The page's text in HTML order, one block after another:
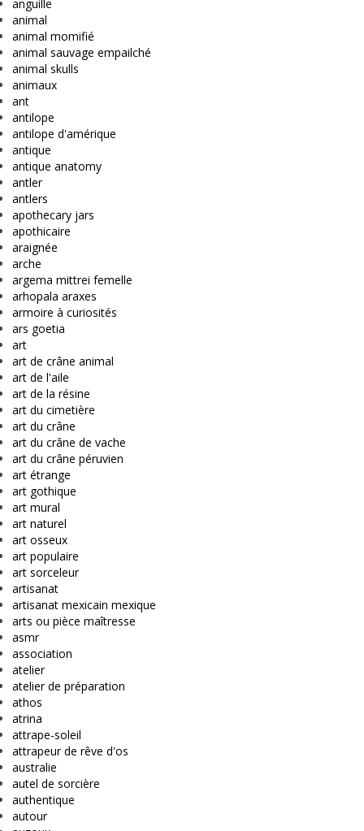
anguille
animal
animal momifié
animal sauvage empailché
animal skulls
animaux
ant
antilope
antilope d'amérique
antique
antique anatomy
antler
antlers
apothecary jars
apothicaire
araignée
arche
argema mittrei femelle
arhopala araxes
armoire à curiosités
ars goetia
art
art de crâne animal
art de l'aile
art de la résine
art du cimetière
art du crâne
art du crâne de vache
art du crâne péruvien
art étrange
art gothique
art mural
art naturel
art osseux
art populaire
art sorceleur
artisanat
artisanat mexicain mexique
arts ou pièce maîtresse
asmr
association
atelier
atelier de préparation
athos
atrina
attrape-soleil
attrapeur de rêve d'os
australie
autel de sorcière
authentique
autour